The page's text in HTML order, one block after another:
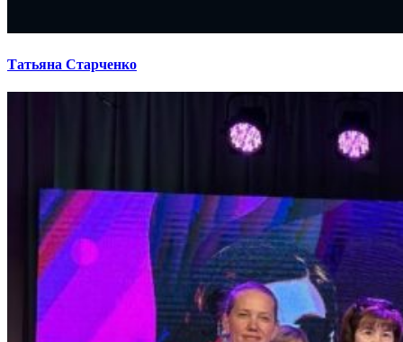
Татьяна Старченко